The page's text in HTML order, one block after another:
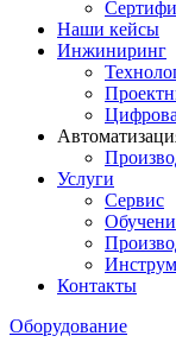
Наши кейсы
Инжиниринг
Услуги
Сервис
Контакты
Оборудование